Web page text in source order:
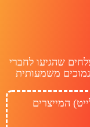
שהגיעו לחברי
משמעותית
המייצרים